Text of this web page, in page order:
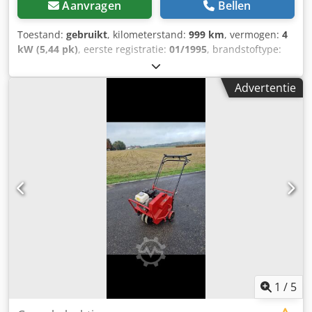
Aanvragen Bellen
Toestand: gebruikt, kilometerstand: 999 km, vermogen: 4
kW (5,44 pk), eerste registratie: 01/1995, brandstoftype:
, leeggewicht:
1995, Strandreiniger: - Nolte Sandcleaning Technology -
Delfino - eigen aandrijving Dcodsqxuf Ajpfx Alxjk - Honda
instelbare reinigingsdiepte (0-12 cm) - werkbreedte 75 cm -
gewicht: 180 kg - afmetingen machine: 86 cm x 158 cm x 87
cm - theoretische oppervlakterendement: 2.500 m²/uur -
bouwjaar: 1995 Een video van deze aanbieding vindt u op
Onze volledige voertuigvoorraad vindt u op Ontvang alle
nieuw geplaatste voertuigen per e-mail – meld u aan voor
onze NIEUWSBRIEF! Fouten en vergissingen voorbehouden,
tussentijdse verkoop mogelijk!
Advertentie
1 / 5